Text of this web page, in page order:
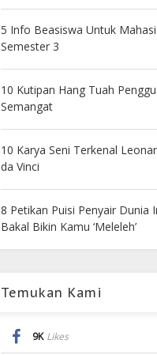
5 Info Beasiswa Untuk
Semester 3
10 Kutipan Hang Tuah
Semangat
10 Karya Seni Terkenal
da Vinci
8 Petikan Puisi Penyair Dunia
Bakal Bikin Kamu ‘Meleleh’
Temukan Kami
9K Likes